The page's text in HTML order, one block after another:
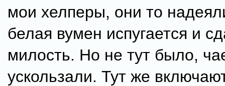
мои хелперы, они то
белая вумен испугается и
милость. Но не тут было,
ускользали. Тут же